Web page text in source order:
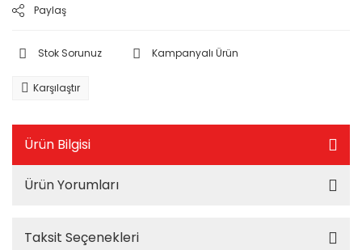
Paylaş
Stok Sorunuz Kampanyalı Ürün
Karşılaştır
Ürün Bilgisi
Ürün Yorumları
Taksit Seçenekleri